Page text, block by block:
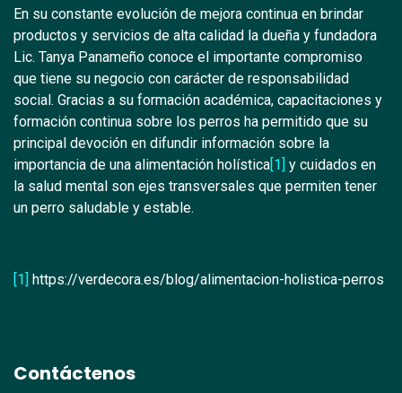
En su constante evolución de mejora continua en brindar
productos y servicios de alta calidad la dueña y fundadora
Lic. Tanya Panameño conoce el importante compromiso
que tiene su negocio con carácter de responsabilidad
social. Gracias a su formación académica, capacitaciones y
formación continua sobre los perros ha permitido que su
principal devoción en difundir información sobre la
importancia de una alimentación holística[1] y cuidados en
la salud mental son ejes transversales que permiten tener
un perro saludable y estable.
[1] https://verdecora.es/blog/alimentacion-holistica-perros
Contáctenos